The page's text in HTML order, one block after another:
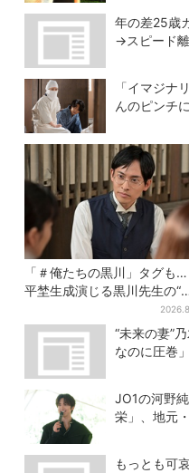
年の差25歳
→スピード
「イマジナ
んのピンチ
「＃俺たちの黒川」タグも…
平埜生成演じる黒川先生の“
場”にSNS悲鳴「もっと見た
った」
“未来の妻”
なのに圧巻
JO1の河野
栄」、地元
もっとも可